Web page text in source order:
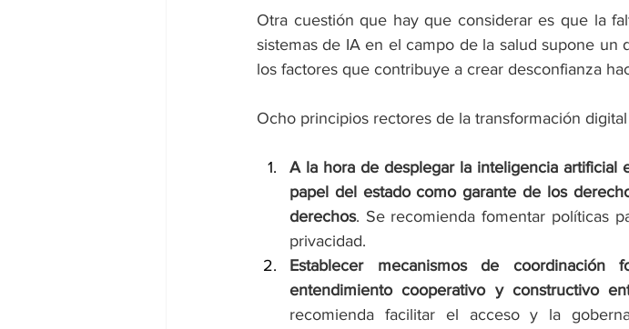
Otra cuestión que hay que considerar es que la
sistemas de IA en el campo de la salud supone
los factores que contribuye a crear desconfianza
Ocho principios rectores de la transformación
A la hora de desplegar la inteligencia artificial
papel del estado como garante de los
derechos. Se recomienda fomentar políticas
privacidad.
Establecer mecanismos de
entendimiento cooperativo y constructivo
recomienda facilitar el acceso y la